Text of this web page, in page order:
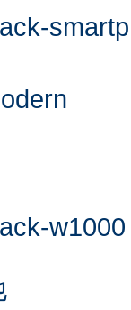
w1000